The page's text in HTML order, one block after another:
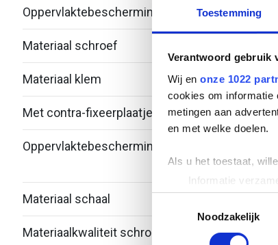
Toestemming
Verantwoord gebruik
Wij en onze 1022
cookies om informatie
metingen aan
en met welke doelen.
Als u het toestaat,
Informatie
Uw apparaat
Lees meer over hoe
toestemming op elk
Noodzakelijk
Oppervlaktebescherming schroef
Materiaal schroef
Materiaal klem
Met contra-fixeerplaatje
Oppervlaktebescherming schaal
Materiaal schaal
Materiaalkwaliteit schroef